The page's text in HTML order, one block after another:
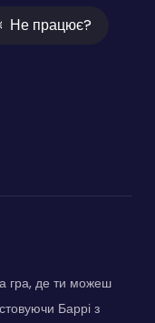
Не працює?
гра, де ти можеш
Баррі з